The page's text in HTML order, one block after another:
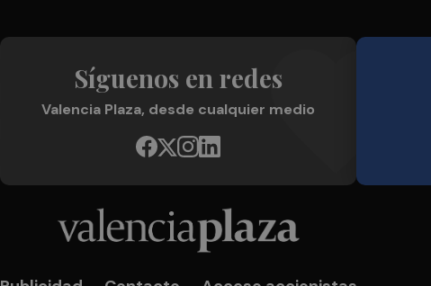
Síguenos en redes
Valencia Plaza, desde cualquier medio